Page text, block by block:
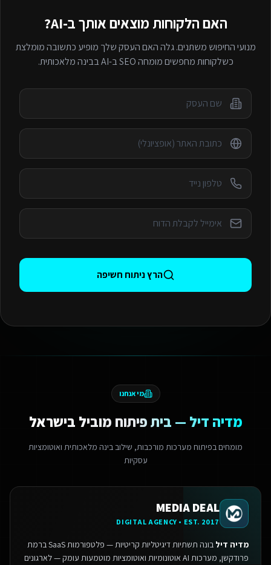
האם הלקוחות מוצאים אותך ב-AI?
מנועי החיפוש משתנים. גלה האם העסק שלך מופיע כתשובה מומלצת
כשלקוחות מחפשיםמומחה SEO ב-AI בבינה מלאכותית.
הרץ ניתוח חשיפה
מי אנחנו
מדיה דיל — בית פיתוח מוביל בישראל
מומחים בפיתוח מערכות מורכבות, שילוב בינה מלאכותית ואוטומציות
עסקיות
MEDIA DEAL
DIGITAL AGENCY • EST. 2017
מדיה דיל
בונה תשתיות דיגיטליות קריטיות — פלטפורמות SaaS ברמת
פרודקשן, מערכות AI אוטונומיות ואוטומציות מוטמעות עומק — לארגונים